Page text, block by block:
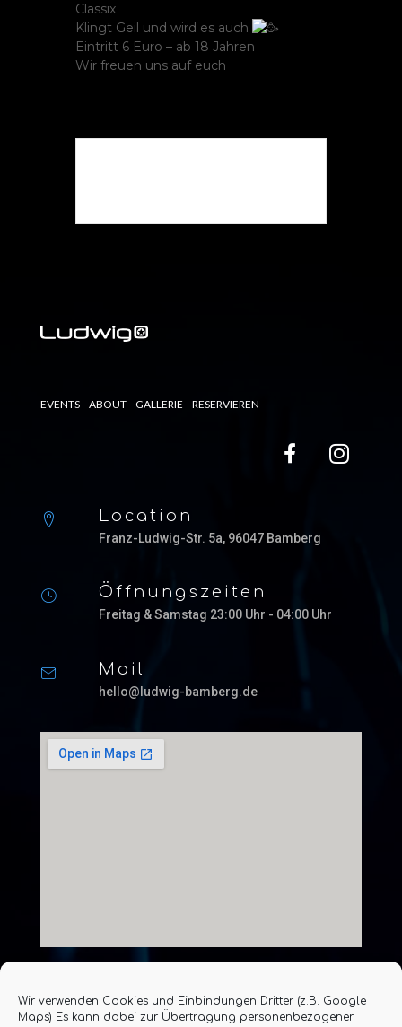
Wir verwenden Cookies und Einbindungen Dritter (z.B. Google
Maps) Es kann dabei zur Übertragung personenbezogener
Classix
Klingt Geil und wird es auch
Eintritt 6 Euro – ab 18 Jahren
Wir freuen uns auf euch
EVENTS ABOUT GALLERIE RESERVIEREN
Location
Franz-Ludwig-Str. 5a, 96047 Bamberg
Öffnungszeiten
Freitag & Samstag 23:00 Uhr - 04:00 Uhr
Mail
hello@ludwig-bamberg.de